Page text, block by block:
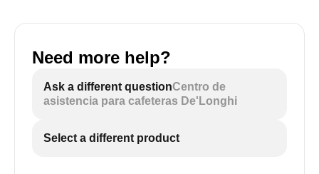
Need more help?
Ask a different questionCentro de
asistencia para cafeteras De'Longhi
Select a different product